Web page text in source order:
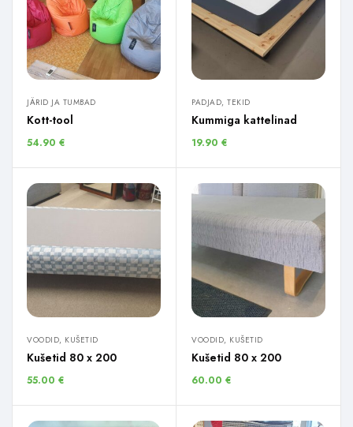
JÄRID JA TUMBAD
Kott-tool
54.90 €
PADJAD, TEKID
Kummiga kattelinad
19.90 €
VOODID, KUŠETID
Kušetid 80 x 200
55.00 €
VOODID, KUŠETID
Kušetid 80 x 200
60.00 €